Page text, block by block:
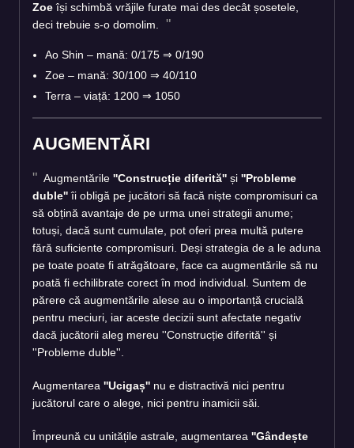
Zoe își schimbă vrăjile furate mai des decât șosetele,
deci trebuie s-o domolim.
Ao Shin – mană: 0/175 ⇒ 0/190
Zoe – mană: 30/100 ⇒ 40/110
Terra – viață: 1200 ⇒ 1050
AUGMENTĂRI
Augmentările ''Construcție diferită'' și ''Probleme
duble'' îi obligă pe jucători să facă niște compromisuri ca
să obțină avantaje de pe urma unei strategii anume;
totuși, dacă sunt cumulate, pot oferi prea multă putere
fără suficiente compromisuri. Deși strategia de a le aduna
pe toate poate fi atrăgătoare, face ca augmentările să nu
poată fi echilibrate corect în mod individual. Suntem de
părere că augmentările alese au o importanță crucială
pentru meciuri, iar aceste decizii sunt afectate negativ
dacă jucătorii aleg mereu ''Construcție diferită'' și
''Probleme duble''.
Augmentarea ''Ucigaș'' nu e distractivă nici pentru
jucătorul care o alege, nici pentru inamicii săi.
Împreună cu unitățile astrale, augmentarea ''Gândește